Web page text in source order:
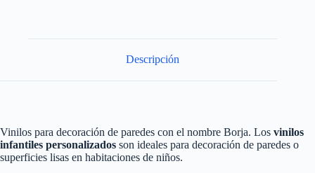
Descripción
Vinilos para decoración de paredes con el nombre Borja. Los vinilos
infantiles personalizados son ideales para decoración de paredes o
superficies lisas en habitaciones de niños.